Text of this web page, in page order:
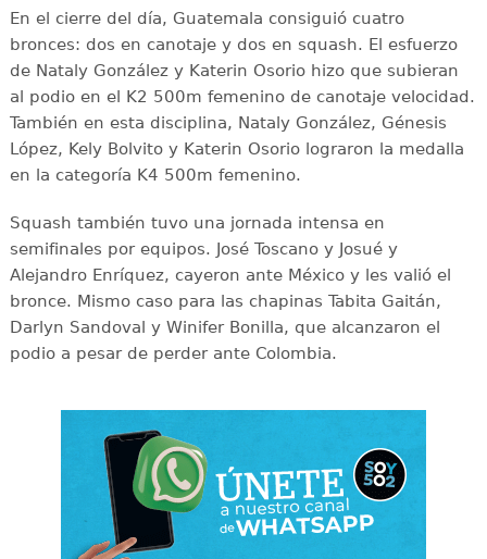
En el cierre del día, Guatemala consiguió cuatro
bronces: dos en canotaje y dos en squash. El esfuerzo
de Nataly González y Katerin Osorio hizo que subieran
al podio en el K2 500m femenino de canotaje velocidad.
También en esta disciplina, Nataly González, Génesis
López, Kely Bolvito y Katerin Osorio lograron la medalla
en la categoría K4 500m femenino.
Squash también tuvo una jornada intensa en
semifinales por equipos. José Toscano y Josué y
Alejandro Enríquez, cayeron ante México y les valió el
bronce. Mismo caso para las chapinas Tabita Gaitán,
Darlyn Sandoval y Winifer Bonilla, que alcanzaron el
podio a pesar de perder ante Colombia.